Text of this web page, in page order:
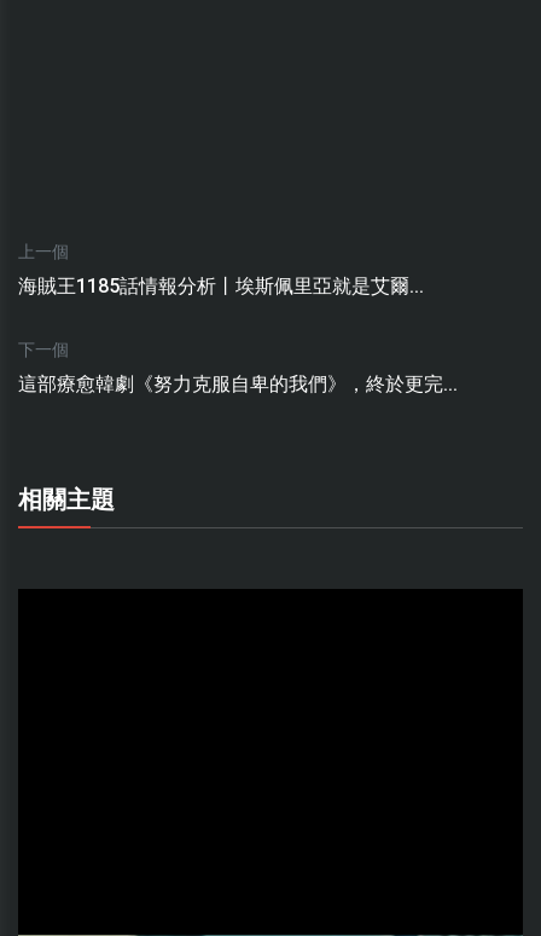
上一個
海賊王1185話情報分析丨埃斯佩里亞就是艾爾...
下一個
這部療愈韓劇《努力克服自卑的我們》，終於更完...
相關主題